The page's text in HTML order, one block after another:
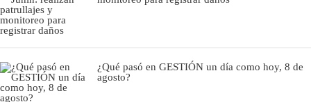
¿Qué pasó en GESTIÓN un día como hoy, 8 de
agosto?